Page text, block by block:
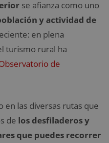
se afianza como uno
y actividad de
en plena
turismo rural ha
de
las diversas rutas que
de los desfiladeros y
que puedes recorrer